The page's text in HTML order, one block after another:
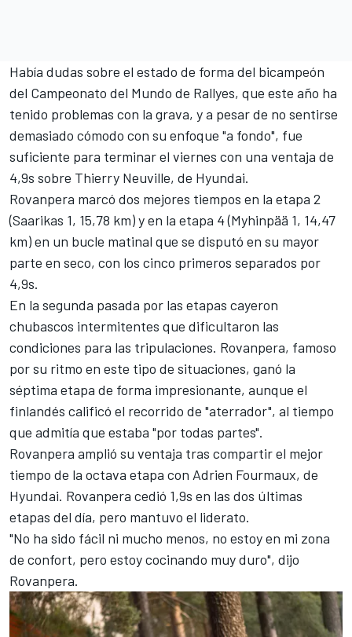
Había dudas sobre el estado de forma del bicampeón
del Campeonato del Mundo de Rallyes, que este año ha
tenido problemas con la grava, y a pesar de no sentirse
demasiado cómodo con su enfoque "a fondo", fue
suficiente para terminar el viernes con una ventaja de
4,9s sobre Thierry Neuville, de Hyundai.
Rovanpera marcó dos mejores tiempos en la etapa 2
(Saarikas 1, 15,78 km) y en la etapa 4 (Myhinpää 1, 14,47
km) en un bucle matinal que se disputó en su mayor
parte en seco, con los cinco primeros separados por
4,9s.
En la segunda pasada por las etapas cayeron
chubascos intermitentes que dificultaron las
condiciones para las tripulaciones. Rovanpera, famoso
por su ritmo en este tipo de situaciones, ganó la
séptima etapa de forma impresionante, aunque el
finlandés calificó el recorrido de "aterrador", al tiempo
que admitía que estaba "por todas partes".
Rovanpera amplió su ventaja tras compartir el mejor
tiempo de la octava etapa con Adrien Fourmaux, de
Hyundai. Rovanpera cedió 1,9s en las dos últimas
etapas del día, pero mantuvo el liderato.
"No ha sido fácil ni mucho menos, no estoy en mi zona
de confort, pero estoy cocinando muy duro", dijo
Rovanpera.